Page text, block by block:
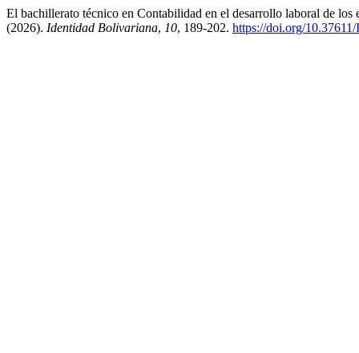
El bachillerato técnico en Contabilidad en el desarrollo laboral de
(2026). Identidad Bolivariana, 10, 189-202. https://doi.org/